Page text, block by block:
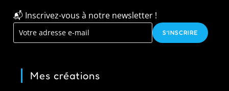
📬 Inscrivez-vous à notre newsletter !
S’INSCRIRE
Mes créations